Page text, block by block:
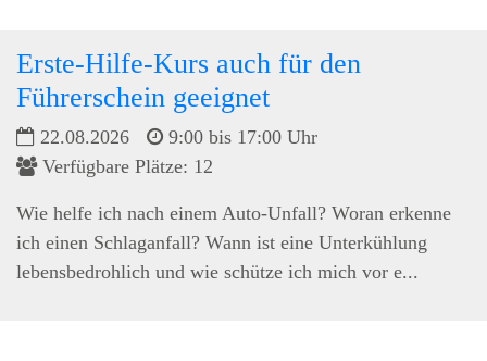
Erste-Hilfe-Kurs auch für den
Führerschein geeignet
22.08.2026
9:00 bis 17:00 Uhr
Verfügbare Plätze: 12
Wie helfe ich nach einem Auto-Unfall? Woran erkenne
ich einen Schlaganfall? Wann ist eine Unterkühlung
lebensbedrohlich und wie schütze ich mich vor e...